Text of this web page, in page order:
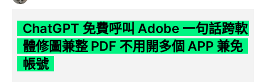
ChatGPT 免費呼叫 Adobe 一句話跨軟
體修圖兼整 PDF 不用開多個 APP 兼免
帳號